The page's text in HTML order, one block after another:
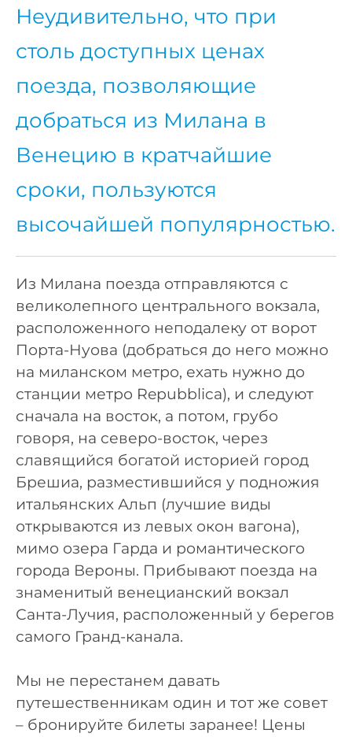
Неудивительно, что при
столь доступных ценах
поезда, позволяющие
добраться из Милана в
Венецию в кратчайшие
сроки, пользуются
высочайшей популярностью.
Из Милана поезда отправляются с
великолепного центрального вокзала,
расположенного неподалеку от ворот
Порта-Нуова (добраться до него можно
на миланском метро, ехать нужно до
станции метро Repubblica), и следуют
сначала на восток, а потом, грубо
говоря, на северо-восток, через
славящийся богатой историей город
Брешиа, разместившийся у подножия
итальянских Альп (лучшие виды
открываются из левых окон вагона),
мимо озера Гарда и романтического
города Вероны. Прибывают поезда на
знаменитый венецианский вокзал
Санта-Лучия, расположенный у берегов
самого Гранд-канала.
Мы не перестанем давать
путешественникам один и тот же совет
– бронируйте билеты заранее! Цены